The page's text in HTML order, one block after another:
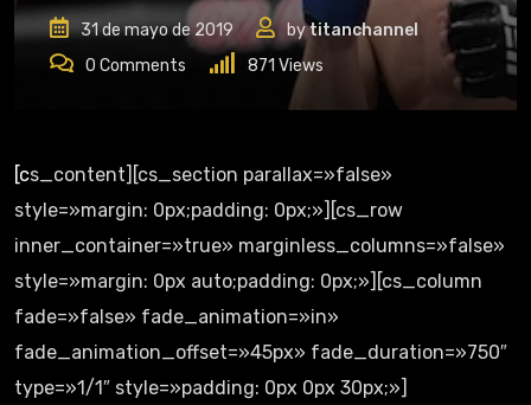
31 de mayo de 2019 bytitanchannel
0 Comments 871 Views
[cs_content][cs_section parallax=»false»
style=»margin: 0px;padding: 0px;»][cs_row
inner_container=»true» marginless_columns=»false»
style=»margin: 0px auto;padding: 0px;»][cs_column
fade=»false» fade_animation=»in»
fade_animation_offset=»45px» fade_duration=»750″
type=»1/1″ style=»padding: 0px 0px 30px;»]